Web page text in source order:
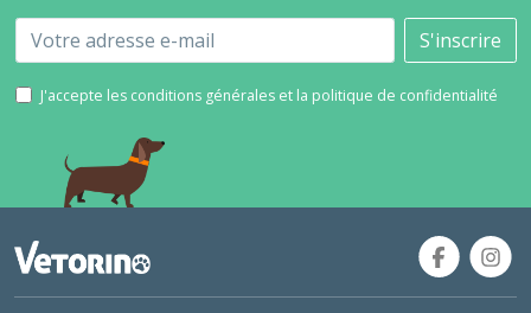
Email S'inscrire
J'accepte les conditions générales et la politique de confidentialité